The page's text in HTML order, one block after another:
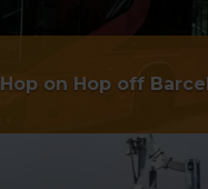
Hop on Hop off